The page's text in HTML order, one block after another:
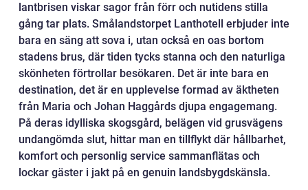
lantbrisen viskar sagor från förr och nutidens stilla
gång tar plats. Smålandstorpet Lanthotell erbjuder inte
bara en säng att sova i, utan också en oas bortom
stadens brus, där tiden tycks stanna och den naturliga
skönheten förtrollar besökaren. Det är inte bara en
destination, det är en upplevelse formad av äktheten
från Maria och Johan Haggårds djupa engagemang.
På deras idylliska skogsgård, belägen vid grusvägens
undangömda slut, hittar man en tillflykt där hållbarhet,
komfort och personlig service sammanflätas och
lockar gäster i jakt på en genuin landsbygdskänsla.